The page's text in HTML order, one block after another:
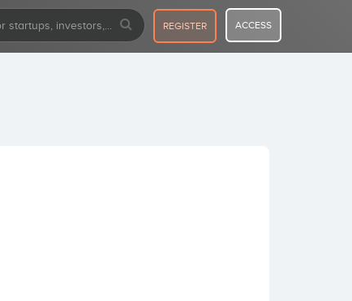
REGISTER ACCESS